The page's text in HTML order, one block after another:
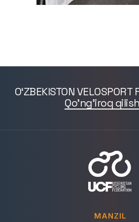
O‘ZBEKISTON VELOSPORT
Qo'ng'iroq qilish
MANZIL